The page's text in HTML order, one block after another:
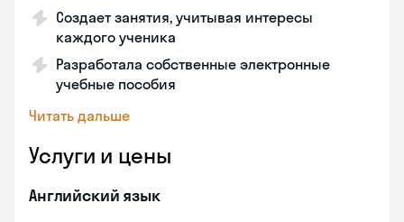
Создает занятия, учитывая интересы
каждого ученика
Разработала собственные электронные
учебные пособия
Читать дальше
Услуги и цены
Английский язык